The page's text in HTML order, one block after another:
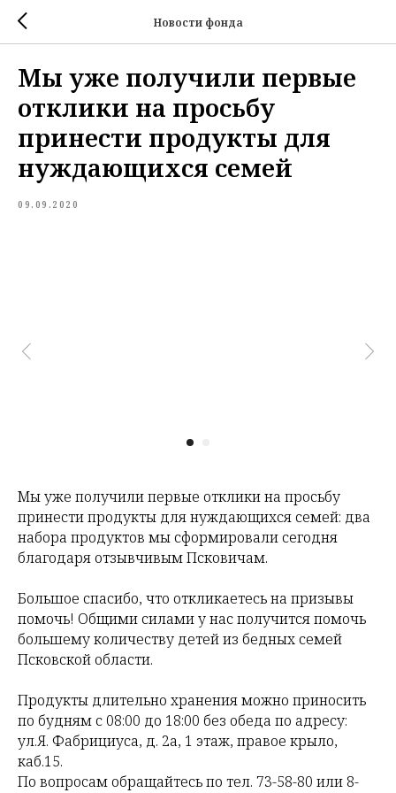
Новости фонда
Мы уже получили первые
отклики на просьбу
принести продукты для
нуждающихся семей
09.09.2020
Мы уже получили первые отклики на просьбу
принести продукты для нуждающихся семей: два
набора продуктов мы сформировали сегодня
благодаря отзывчивым Псковичам.
Большое спасибо, что откликаетесь на призывы
помочь! Общими силами у нас получится помочь
большему количеству детей из бедных семей
Псковской области.
Продукты длительно хранения можно приносить
по будням с 08:00 до 18:00 без обеда по адресу:
ул.Я. Фабрициуса, д. 2а, 1 этаж, правое крыло,
каб.15.
По вопросам обращайтесь по тел. 73-58-80 или 8-